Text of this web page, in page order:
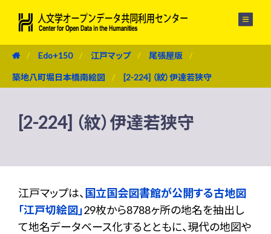
Edo+150 江戸マップ 尾張屋版
築地八町堀日本橋南絵図 [2-224] （紋）伊達若狭守
[2-224] （紋）伊達若狭守
江戸マップは、 国立国会図書館が公開する古地図
「江戸切絵図」29枚から8788ヶ所の地名を抽出し
て地名データベース化するとともに、現代の地図や